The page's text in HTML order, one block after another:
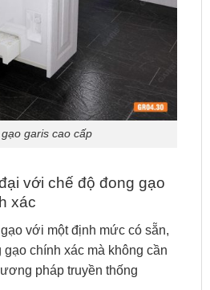
garis cao cấp
với chế độ đong gạo
xác
với một định mức có sẵn,
chính xác mà không cần
pháp truyền thống